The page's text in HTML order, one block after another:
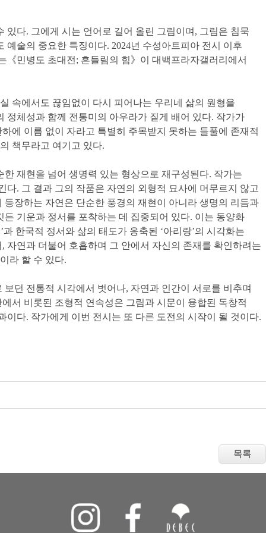
다. 그에게 시는 언어로 길어 올린 그림이며, 그림은 침묵
술의 중요한 특징이다. 2024년 수성아트피아 전시 이후
《민병도 초대전; 흔들림의 힘》이 대백프라자갤러리에서
속에서도 끊임없이 다시 피어나는 우리네 삶의 원형을
정체성과 함께 전통미의 아우라가 짙게 배어 있다. 작가가
에 이름 없이 자라고 특별히 주목받지 못하는 들풀에 존재적
책무라고 여기고 있다.
재현을 넘어 생명력 있는 형상으로 재구성된다. 작가는
. 그 결과 그의 작품은 자연의 외형적 묘사에 머무르지 않고
장하는 자연은 단순한 풍경의 재현이 아니라 생명의 리듬과
기운과 정서를 포착하는 데 집중되어 있다. 이는 동양화
한국적 정서와 삶의 태도가 응축된 ‘아리랑’의 시각화는
연과 더불어 호흡하며 그 안에서 자신의 존재를 확인하려는
라 할 수 있다.
던 전통적 시각에서 벗어나, 자연과 인간이 서로를 비추며
서 비롯된 조형적 연속성은 그림과 시문이 융합된 독창적
다. 작가에게 이번 전시는 또 다른 도전의 시작이 될 것이다.